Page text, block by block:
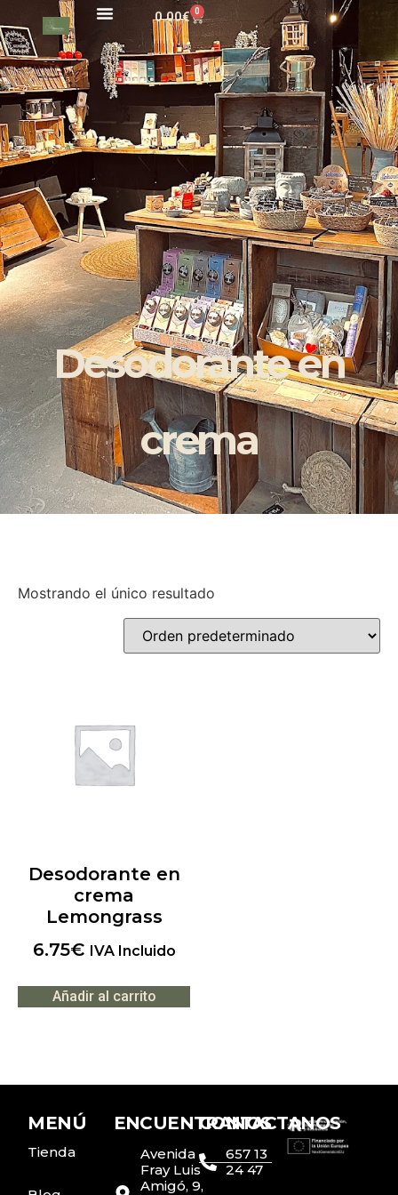
0.00€ 0
Desodorante en
crema
Mostrando el único resultado
Desodorante en
crema
Lemongrass
6.75€ IVA Incluido
Añadir al carrito
MENÚ
Tienda
ENCUENTRANOS
Avenida
Fray Luis
Amigó, 9,
CONTACTANOS
657 13
24 47